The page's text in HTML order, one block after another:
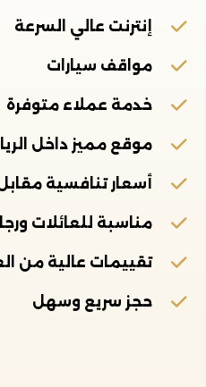
إنترنت عالي السرعة
مواقف سيارات
خدمة عملاء متوفرة
موقع مميز داخل
أسعار تنافسية
مناسبة للعائلات
تقييمات عالية من
حجز سريع وسهل